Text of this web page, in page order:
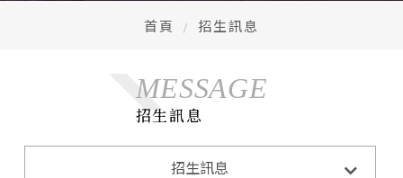
首頁 招生訊息
MESSAGE
招生訊息
招生訊息
Announcements